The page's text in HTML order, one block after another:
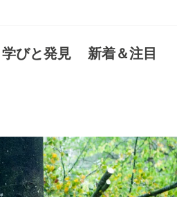
学びと発見 新着＆注目